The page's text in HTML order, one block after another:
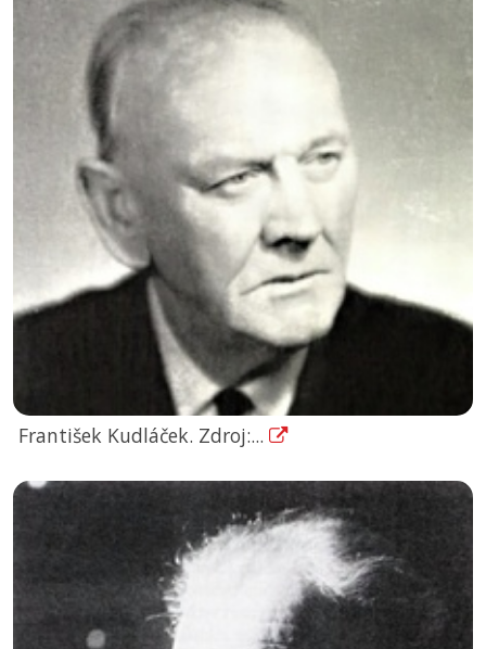
František Kudláček. Zdroj:...